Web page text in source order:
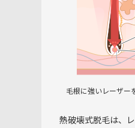
毛根に強いレーザー
熱破壊式脱毛は、